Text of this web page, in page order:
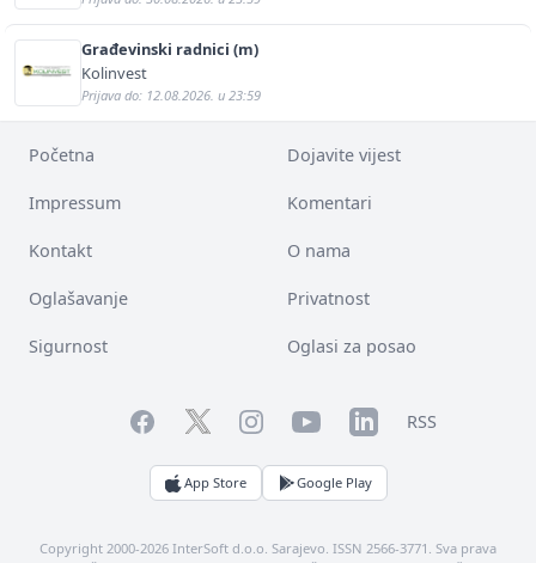
Građevinski radnici (m)
Kolinvest
Prijava do: 12.08.2026. u 23:59
Početna Dojavite vijest
Impressum Komentari
Kontakt O nama
Oglašavanje Privatnost
Sigurnost Oglasi za posao
FacebookTwitterInstagramYouTubeLinkedInRSS
App Store Google Play
Copyright 2000-2026 InterSoft d.o.o. Sarajevo. ISSN 2566-3771. Sva prava